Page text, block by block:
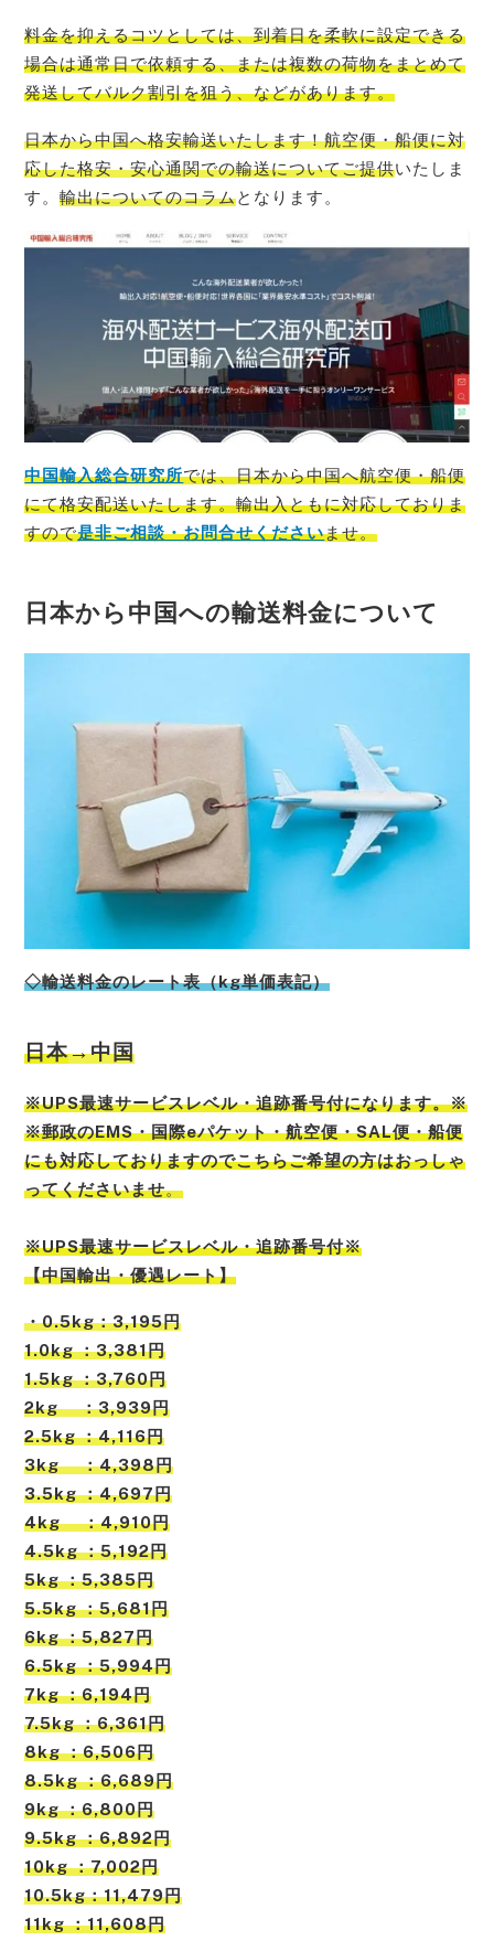
料金を抑えるコツとしては、到着日を柔軟に設定できる
場合は通常日で依頼する、または複数の荷物をまとめて
発送してバルク割引を狙う、などがあります。
日本から中国へ格安輸送いたします！航空便・船便に対
応した格安・安心通関での輸送についてご提供いたしま
す。輸出についてのコラムとなります。
中国輸入総合研究所では、日本から中国へ航空便・船便
にて格安配送いたします。輸出入ともに対応しておりま
すので是非ご相談・お問合せくださいませ。
日本から中国への輸送料金について
◇輸送料金のレート表（kg単価表記）
日本→中国
※UPS最速サービスレベル・追跡番号付になります。※
※郵政のEMS・国際eパケット・航空便・SAL便・船便
にも対応しておりますのでこちらご希望の方はおっしゃ
ってくださいませ。
※UPS最速サービスレベル・追跡番号付※
【中国輸出・優遇レート】
・0.5kg：3,195円
1.0kg ：3,381円
1.5kg ：3,760円
2kg ：3,939円
2.5kg ：4,116円
3kg ：4,398円
3.5kg ：4,697円
4kg ：4,910円
4.5kg ：5,192円
5kg ：5,385円
5.5kg ：5,681円
6kg ：5,827円
6.5kg ：5,994円
7kg ：6,194円
7.5kg ：6,361円
8kg ：6,506円
8.5kg ：6,689円
9kg ：6,800円
9.5kg ：6,892円
10kg ：7,002円
10.5kg：11,479円
11kg ：11,608円